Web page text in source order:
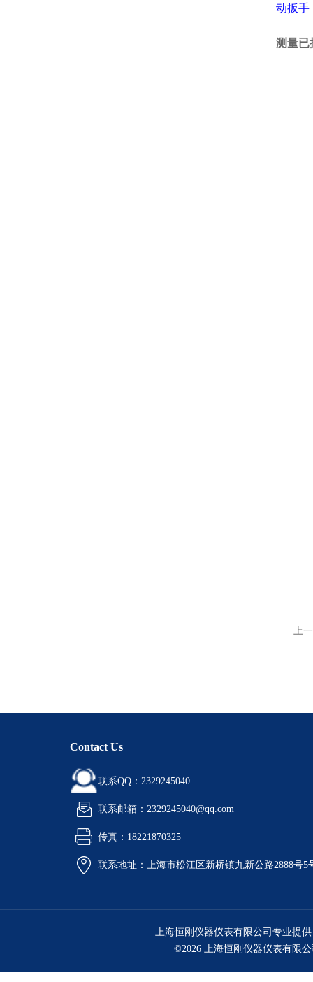
动扳手
测量已
上
Contact Us
联系QQ：2329245040
联系邮箱：2329245040@qq.com
传真：18221870325
联系地址：上海市松江区新桥镇九新公路2888号5
上海恒刚仪器仪表有限公司专业提
©2026 上海恒刚仪器仪表有限